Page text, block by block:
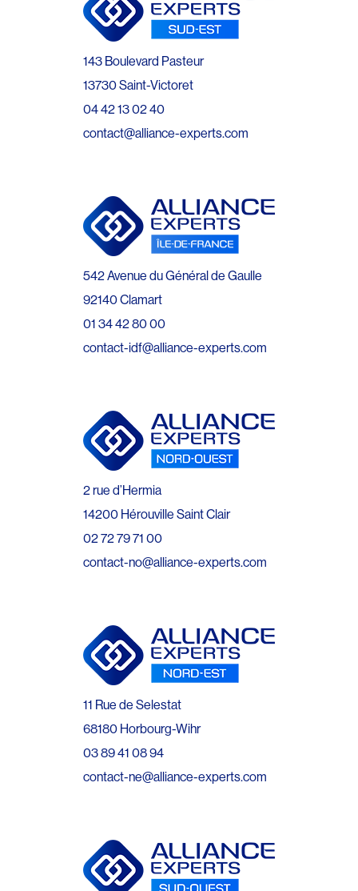
143 Boulevard Pasteur
13730 Saint-Victoret
04 42 13 02 40
contact@alliance-experts.com
542 Avenue du Général de Gaulle
92140 Clamart
01 34 42 80 00
contact-idf@alliance-experts.com
2 rue d’Hermia
14200 Hérouville Saint Clair
02 72 79 71 00
contact-no@alliance-experts.com
11 Rue de Selestat
68180 Horbourg-Wihr
03 89 41 08 94
contact-ne@alliance-experts.com